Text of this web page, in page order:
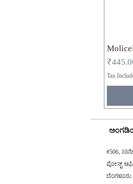
Price
Tax
#506,
ಪೋಸ್ಟ್
ಬೆಂಗಳೂರು